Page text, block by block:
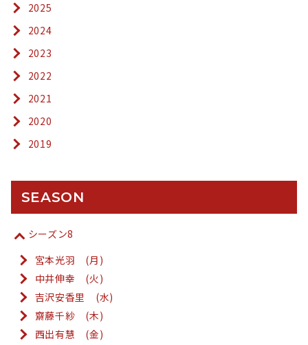
2025
2024
2023
2022
2021
2020
2019
SEASON
シーズン8
宮本光羽 (月)
中井伸幸 (火)
吉沢安香里 (水)
齋藤千紗 (木)
西出有慧 (金)